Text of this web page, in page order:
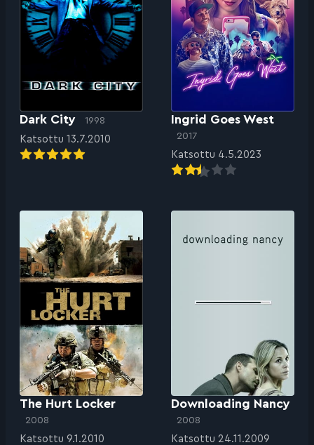
Dark City 1998
Katsottu 13.7.2010
Ingrid Goes West
2017
Katsottu 4.5.2023
The Hurt Locker
2008
Katsottu 9.1.2010
Downloading Nancy
2008
Katsottu 24.11.2009